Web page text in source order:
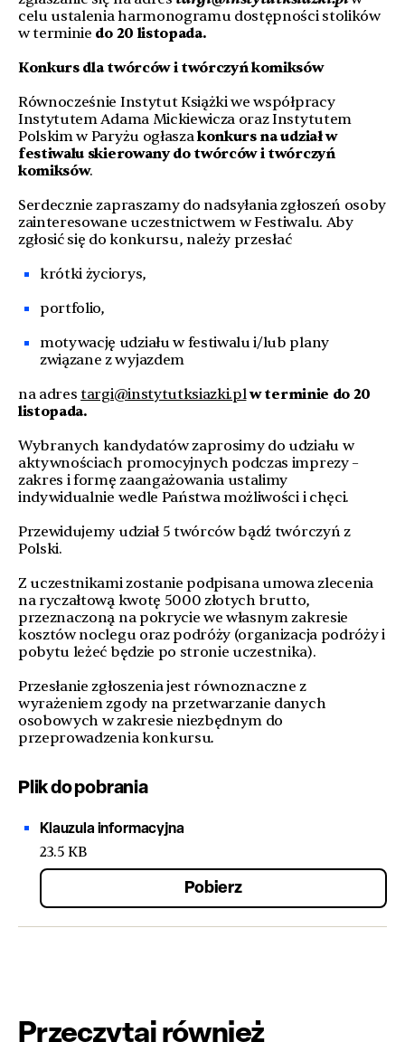
celu ustalenia harmonogramu dostępności stolików
w terminie do 20 listopada.
Konkurs dla twórców i twórczyń komiksów
Równocześnie Instytut Książki we współpracy
Instytutem Adama Mickiewicza oraz Instytutem
Polskim w Paryżu ogłaszakonkurs na udział w
festiwalu skierowany do twórców i twórczyń
komiksów.
Serdecznie zapraszamy do nadsyłania zgłoszeń osoby
zainteresowane uczestnictwem w Festiwalu. Aby
zgłosić się do konkursu, należy przesłać
krótki życiorys,
portfolio,
motywację udziału w festiwalu i/lub plany
związane z wyjazdem
na adrestargi@instytutksiazki.plw terminie do 20
listopada.
Wybranych kandydatów zaprosimy do udziału w
aktywnościach promocyjnych podczas imprezy –
zakres i formę zaangażowania ustalimy
indywidualnie wedle Państwa możliwości i chęci.
Przewidujemy udział 5 twórców bądź twórczyń z
Polski.
Z uczestnikami zostanie podpisana umowa zlecenia
na ryczałtową kwotę 5000 złotych brutto,
przeznaczoną na pokrycie we własnym zakresie
kosztów noclegu oraz podróży (organizacja podróży i
pobytu leżeć będzie po stronie uczestnika).
Przesłanie zgłoszenia jest równoznaczne z
wyrażeniem zgody na przetwarzanie danych
osobowych w zakresie niezbędnym do
przeprowadzenia konkursu.
Plik do pobrania
Klauzula informacyjna
23.5 KB
Pobierz
Przeczytaj również